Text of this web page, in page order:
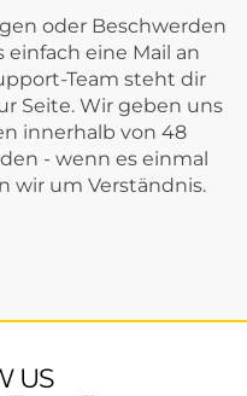
oder Beschwerden
eine Mail an
Team steht dir
Seite. Wir geben uns
innerhalb von 48
- wenn es einmal
wir um Verständnis.
US